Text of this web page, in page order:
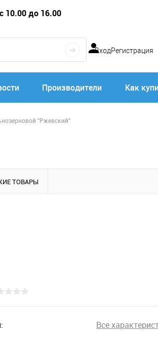
10.00 до 16.00
ВходРегистрация
Производители Как
"Ржевский"
ТОВАРЫ
Все